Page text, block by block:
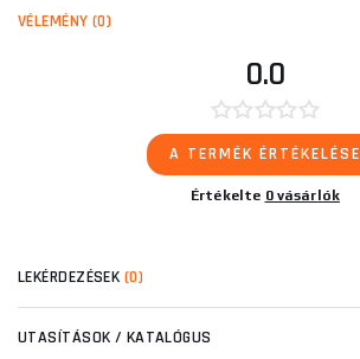
VÉLEMÉNY (0)
0.0
A TERMÉK ÉRTÉKELÉSE
Értékelte 0 vásárlók
LEKÉRDEZÉSEK (0)
UTASÍTÁSOK / KATALÓGUS